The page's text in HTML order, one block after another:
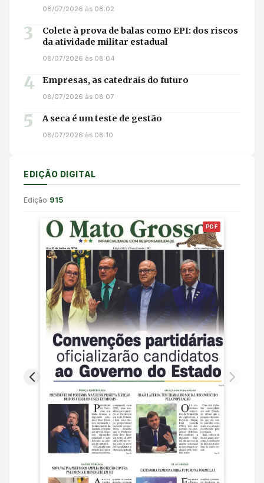
08/07/2026 às 08:02
3
Colete à prova de balas como EPI: dos riscos
da atividade militar estadual
08/07/2026 às 08:04
4 Empresas, as catedrais do futuro
08/07/2026 às 08:07
5 A seca é um teste de gestão
08/07/2026 às 08:10
EDIÇÃO DIGITAL
Edição 915
PDF